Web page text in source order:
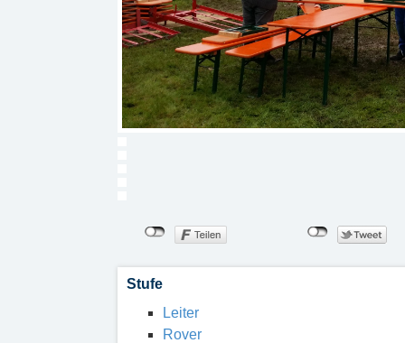
Stufe
Leiter
Rover